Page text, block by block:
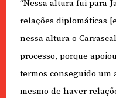
“Nessa altura fui para
relações diplomáticas
nessa altura o
processo, porque
termos conseguido um
mesmo de haver